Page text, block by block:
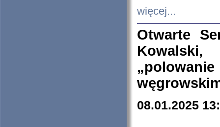
więcej...
Otwarte
08.01.2025